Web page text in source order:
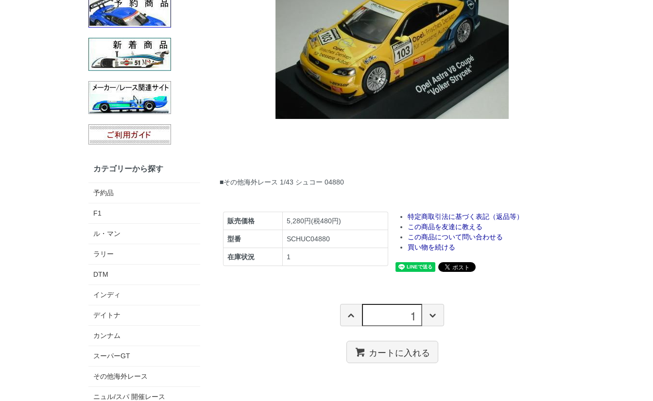
■その他海外レース 1/43 シュコー 04880
販売価格 5,280円(税480円)
型番 SCHUC04880
在庫状況 1
特定商取引法に基づく表記（返品等）
この商品を友達に教える
この商品について問い合わせる
買い物を続ける
カートに入れる
カテゴリーから探す
予約品
F1
ル・マン
ラリー
DTM
インディ
デイトナ
カンナム
スーパーGT
その他海外レース
ニュル/スパ 開催レース